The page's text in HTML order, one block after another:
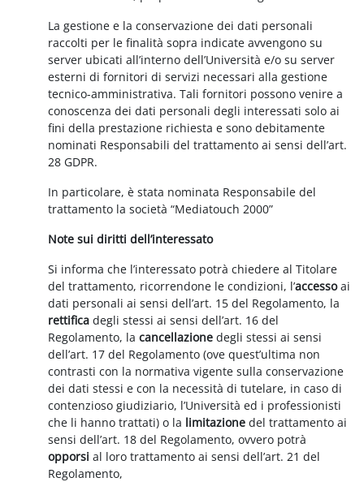
La gestione e la conservazione dei dati personali
raccolti per le finalità sopra indicate avvengono su
server ubicati all’interno dell’Università e/o su server
esterni di fornitori di servizi necessari alla gestione
tecnico-amministrativa. Tali fornitori possono venire a
conoscenza dei dati personali degli interessati solo ai
fini della prestazione richiesta e sono debitamente
nominati Responsabili del trattamento ai sensi dell’art.
28 GDPR.
In particolare, è stata nominata Responsabile del
trattamento la società “Mediatouch 2000”
Note sui diritti dell’interessato
Si informa che l’interessato potrà chiedere al Titolare
del trattamento, ricorrendone le condizioni, l’accessoai
dati personali ai sensi dell’art. 15 del Regolamento, la
rettificadegli stessi ai sensi dell’art. 16 del
Regolamento, lacancellazione degli stessi ai sensi
dell’art. 17 del Regolamento (ove quest’ultima non
contrasti con la normativa vigente sulla conservazione
dei dati stessi e con la necessità di tutelare, in caso di
contenzioso giudiziario, l’Università ed i professionisti
che li hanno trattati) o la limitazione del trattamento ai
sensi dell’art. 18 del Regolamento, ovvero potrà
opporsi al loro trattamento ai sensi dell’art. 21 del
Regolamento,